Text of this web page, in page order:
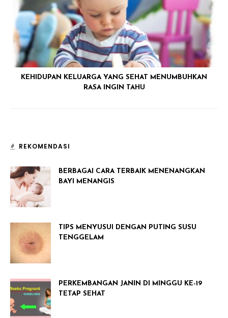
KEHIDUPAN KELUARGA YANG SEHAT MENUMBUHKAN
RASA INGIN TAHU
REKOMENDASI
BERBAGAI CARA TERBAIK MENENANGKAN
BAYI MENANGIS
TIPS MENYUSUI DENGAN PUTING SUSU
TENGGELAM
PERKEMBANGAN JANIN DI MINGGU KE-19
TETAP SEHAT